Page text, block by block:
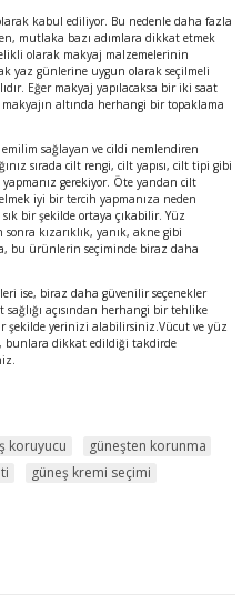
kabul ediliyor. Bu nedenle daha fazla
mutlaka bazı adımlara dikkat etmek
olarak makyaj malzemelerinin
yaz günlerine uygun olarak seçilmeli
Eğer makyaj yapılacaksa bir iki saat
altında herhangi bir topaklama
sağlayan ve cildi nemlendiren
sırada cilt rengi, cilt yapısı, cilt tipi gibi
gerekiyor. Öte yandan cilt
iyi bir tercih yapmanıza neden
bir şekilde ortaya çıkabilir. Yüz
kızarıklık, yanık, akne gibi
bu ürünlerin seçiminde biraz daha
ise, biraz daha güvenilir seçenekler
açısından herhangi bir tehlike
şekilde yerinizi alabilirsiniz.Vücut ve yüz
bunlara dikkat edildiği takdirde
koruyucu
güneşten korunma
güneş kremi seçimi